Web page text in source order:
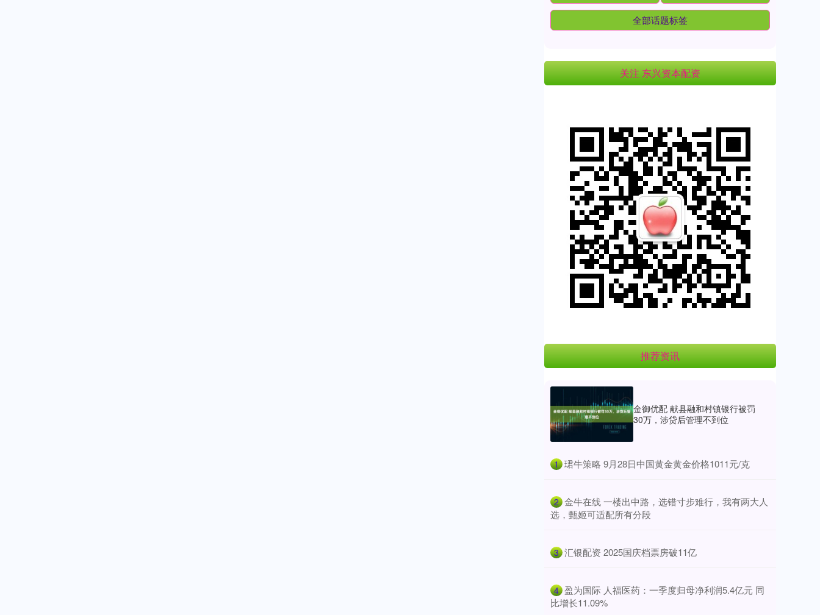
全部话题标签
关注 东兴资本配资
推荐资讯
金御优配 献县融和村镇银行被罚
30万，涉贷后管理不到位
1 ​珺牛策略 9月28日中国黄金黄金价格1011元/克
2 ​金牛在线 一楼出中路，选错寸步难行，我有两大人
选，甄姬可适配所有分段
3 ​汇银配资 2025国庆档票房破11亿
4 ​盈为国际 人福医药：一季度归母净利润5.4亿元 同
比增长11.09%